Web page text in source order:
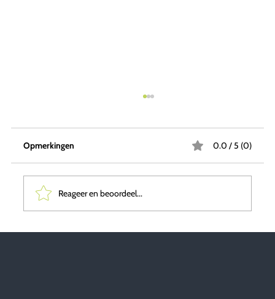
Opmerkingen 0.0 / 5 (0)
Reageer en beoordeel...